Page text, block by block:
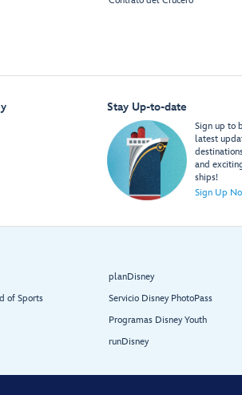
Stay Up-to-date
Sign up to
latest
and
ships!
Sign Up
of Sports
planDisney
Servicio Disney PhotoPass
Programas Disney Youth
runDisney